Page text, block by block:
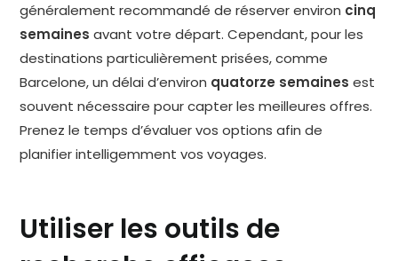
généralement recommandé de réserver environ cinq
semaines avant votre départ. Cependant, pour les
destinations particulièrement prisées, comme
Barcelone, un délai d’environ quatorze semaines est
souvent nécessaire pour capter les meilleures offres.
Prenez le temps d’évaluer vos options afin de
planifier intelligemment vos voyages.
Utiliser les outils de